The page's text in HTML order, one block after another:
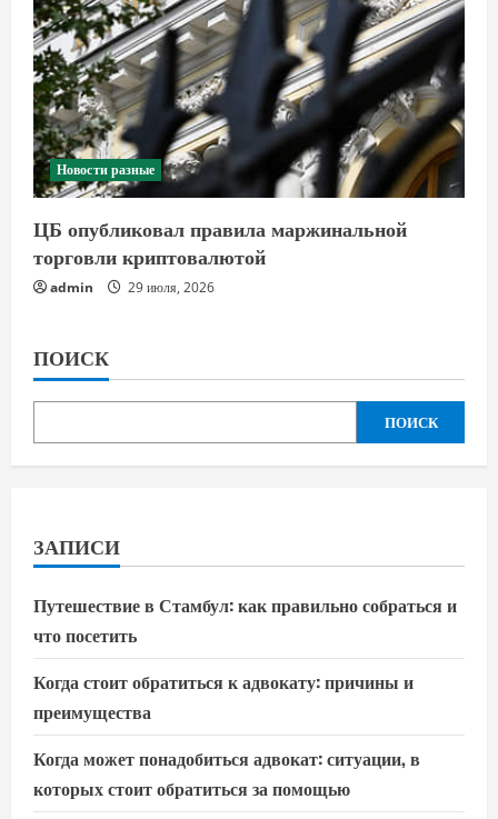
Новости разные
ЦБ опубликовал правила маржинальной
торговли криптовалютой
admin 29 июля, 2026
ПОИСК
ПОИСК
ЗАПИСИ
Путешествие в Стамбул: как правильно собраться и
что посетить
Когда стоит обратиться к адвокату: причины и
преимущества
Когда может понадобиться адвокат: ситуации, в
которых стоит обратиться за помощью